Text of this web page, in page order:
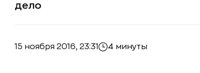
дело
15 ноября 2016, 23:31 4 минуты